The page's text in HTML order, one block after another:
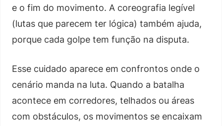
e o fim do movimento. A coreografia legível
(lutas que parecem ter lógica) também ajuda,
porque cada golpe tem função na disputa.
Esse cuidado aparece em confrontos onde o
cenário manda na luta. Quando a batalha
acontece em corredores, telhados ou áreas
com obstáculos, os movimentos se encaixam